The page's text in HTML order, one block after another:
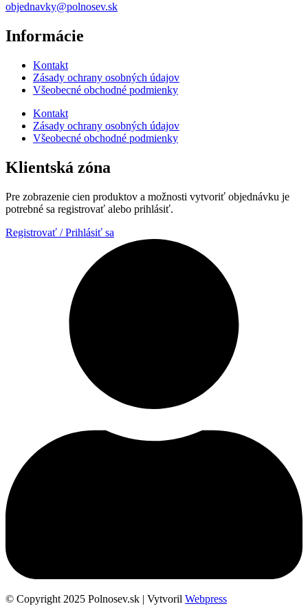
objednavky@polnosev.sk
Informácie
Kontakt
Zásady ochrany osobných údajov
Všeobecné obchodné podmienky
Kontakt
Zásady ochrany osobných údajov
Všeobecné obchodné podmienky
Klientská zóna
Pre zobrazenie cien produktov a možnosti vytvoriť objednávku je
potrebné sa registrovať alebo prihlásiť.
Registrovať / Prihlásiť sa
© Copyright 2025 Polnosev.sk | Vytvoril Webpress